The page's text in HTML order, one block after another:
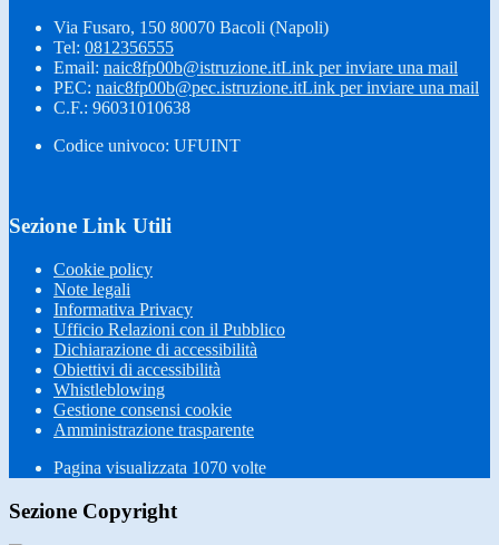
Via Fusaro, 150 80070 Bacoli (Napoli)
Tel: 0812356555
Email: naic8fp00b@istruzione.itLink per inviare una mail
PEC: naic8fp00b@pec.istruzione.itLink per inviare una mail
C.F.: 96031010638
Codice univoco: UFUINT
Sezione Link Utili
Cookie policy
Note legali
Informativa Privacy
Ufficio Relazioni con il Pubblico
Dichiarazione di accessibilità
Obiettivi di accessibilità
Whistleblowing
Gestione consensi cookie
Amministrazione trasparente
Pagina visualizzata 1070 volte
Sezione Copyright